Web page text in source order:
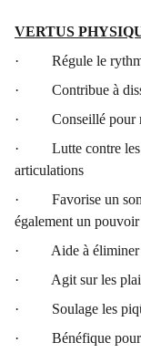
VERTUS
· Régule le
· Contribue à
· Conseillé pour
· Lutte contre les
articulations
· Favorise un
également un
· Aide à éliminer
· Agit sur les
· Soulage les
· Bénéfique pour